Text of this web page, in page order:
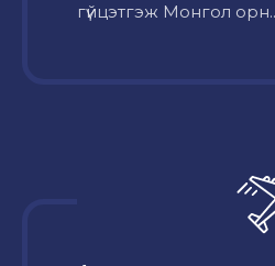
гүйцэтгэж Монгол